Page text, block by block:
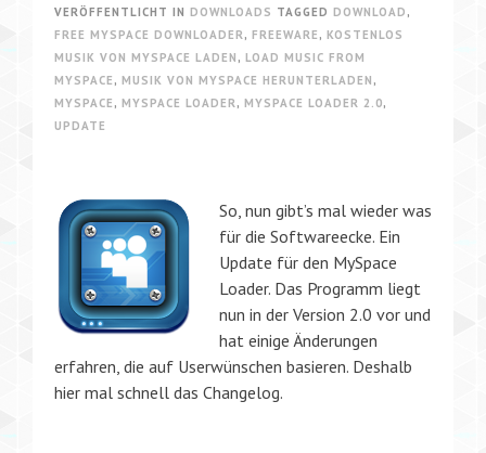
VERÖFFENTLICHT IN DOWNLOADS TAGGED DOWNLOAD ,
FREE MYSPACE DOWNLOADER, FREEWARE , KOSTENLOS
MUSIK VON MYSPACE LADEN , LOAD MUSIC FROM
MYSPACE , MUSIK VON MYSPACE HERUNTERLADEN ,
MYSPACE , MYSPACE LOADER, MYSPACE LOADER 2.0,
UPDATE
So, nun gibt’s mal wieder was
für die Softwareecke. Ein
Update für den MySpace
Loader. Das Programm liegt
nun in der Version 2.0 vor und
hat einige Änderungen
erfahren, die auf Userwünschen basieren. Deshalb
hier mal schnell das Changelog.